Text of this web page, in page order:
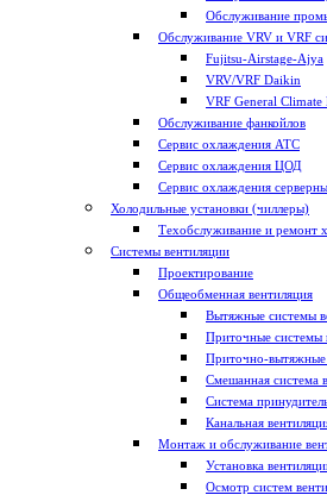
Обслуживание
Обслуживание VRV и VRF
Fujitsu-Airstage-Ajya
VRV/VRF Daikin
VRF General
Обслуживание фанкойлов
Сервис охлаждения АТС
Сервис охлаждения ЦОД
Сервис охлаждения
Холодильные установки (чиллеры)
Техобслуживание и ремонт
Системы вентиляции
Проектирование
Общеобменная вентиляция
Вытяжные системы
Приточные системы
Приточно-вытяжные
Смешанная система
Система
Канальная
Монтаж и обслуживание
Установка
Осмотр систем